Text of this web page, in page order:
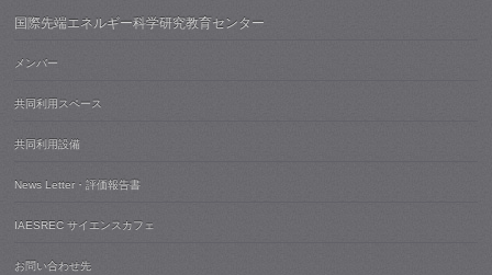
国際先端エネルギー科学研究教育センター
メンバー
共同利用スペース
共同利用設備
News Letter・評価報告書
IAESREC サイエンスカフェ
お問い合わせ先